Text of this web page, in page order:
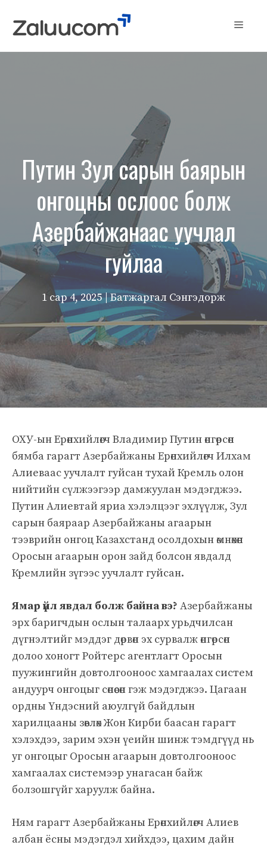
Menu
Путин Зул сарын баярын
онгоцны ослоос болж
Азербайжанаас уучлал
гуйлаа
1 сар 4, 2025 | Батжаргал Сэнгэдорж
ОХУ-ын Ерөнхийлөгч Владимир Путин өнгөрсөн
бямба гарагт Азербайжаны Ерөнхийлөгч Илхам
Алиеваас уучлалт гуйсан тухай Кремль олон
нийтийн сүлжээгээр дамжуулан мэдэгджээ.
Путин Алиевтай яриа хэлэлцээг эхлүүлж, Зул
сарын баяраар Азербайжаны агаарын
тээврийн онгоц Казахстанд осолдохын өмнөхөн
Оросын агаарын орон зайд болсон явдалд
Кремлийн зүгээс уучлалт гуйсан.
Ямар үйл явдал болж байна вэ? Азербайжаны
эрх баригчдын ослын талаарх урьдчилсан
дүгнэлтийг мэддэг дөрвөн эх сурвалж өнгөрсөн
долоо хоногт Ройтерс агентлагт Оросын
пуужингийн довтолгооноос хамгаалах систем
андуурч онгоцыг сөнөөсөн гэж мэдэгджээ. Цагаан
ордны Үндэсний аюулгүй байдлын
харилцааны зөвлөх Жон Кирби баасан гарагт
хэлэхдээ, зарим эхэн үеийн шинж тэмдгүүд нь
уг онгоцыг Оросын агаарын довтолгооноос
хамгаалах системээр унагасан байж
болзошгүйг харуулж байна.
Ням гарагт Азербайжаны Ерөнхийлөгч Алиев
албан ёсны мэдэгдэл хийхдээ, цахим дайн